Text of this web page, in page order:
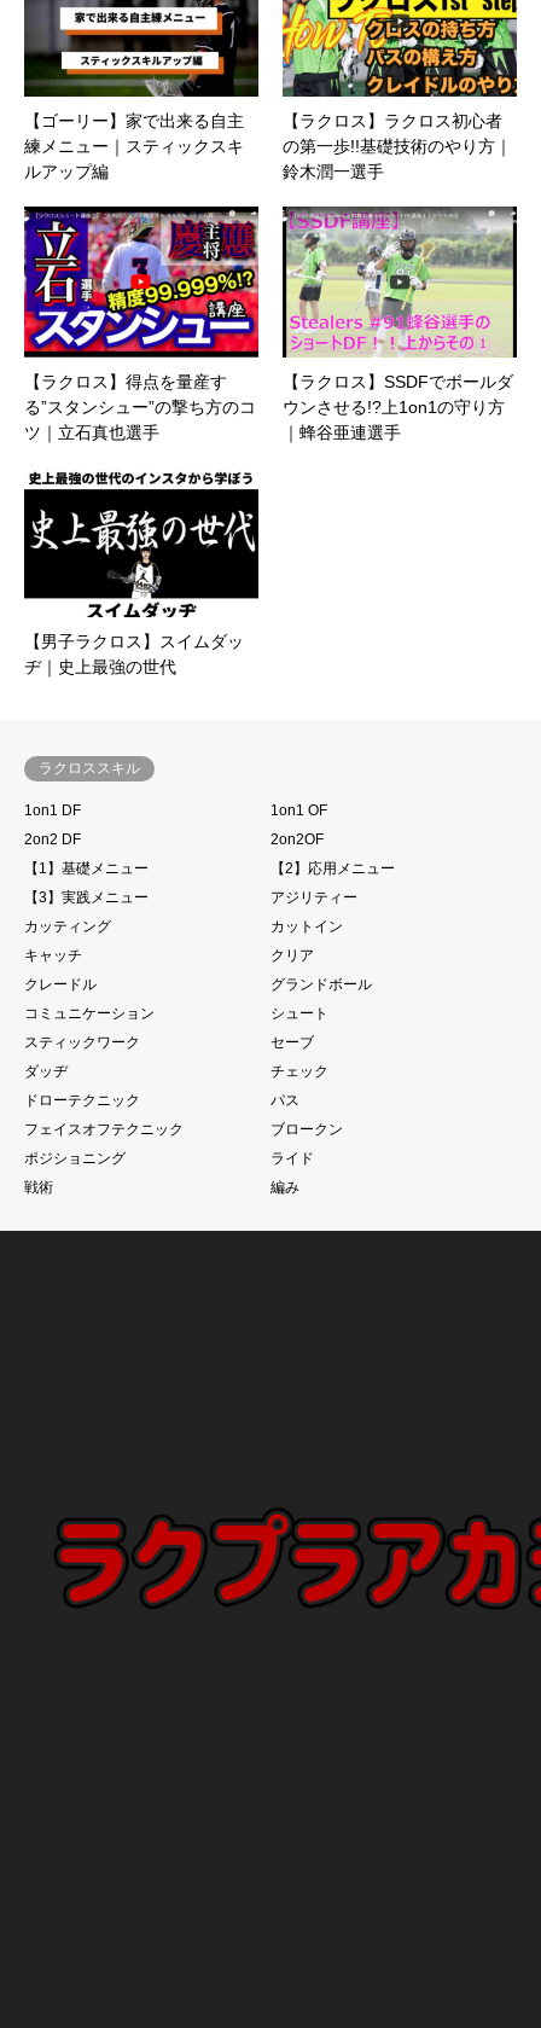
【ゴーリー】家で出来る自主
練メニュー｜スティックスキ
ルアップ編
【ラクロス】ラクロス初心者
の第一歩!!基礎技術のやり方｜
鈴木潤一選手
【ラクロス】得点を量産す
る”スタンシュー”の撃ち方のコ
ツ｜立石真也選手
【ラクロス】SSDFでボールダ
ウンさせる!?上1on1の守り方
｜蜂谷亜連選手
【男子ラクロス】スイムダッ
ヂ｜史上最強の世代
ラクロススキル
1on1 DF
1on1 OF
2on2 DF
2on2OF
【1】基礎メニュー
【2】応用メニュー
【3】実践メニュー
アジリティー
カッティング
カットイン
キャッチ
クリア
クレードル
グランドボール
コミュニケーション
シュート
スティックワーク
セーブ
ダッヂ
チェック
ドローテクニック
パス
フェイスオフテクニック
ブロークン
ポジショニング
ライド
戦術
編み